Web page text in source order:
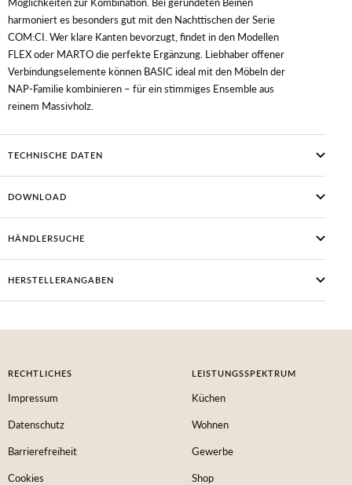
harmoniert es besonders gut mit den Nachttischen der Serie
COM:CI. Wer klare Kanten bevorzugt, findet in den Modellen
FLEX oder MARTO die perfekte Ergänzung. Liebhaber offener
Verbindungselemente können BASIC ideal mit den Möbeln der
NAP-Familie kombinieren – für ein stimmiges Ensemble aus
reinem Massivholz.
TECHNISCHE DATEN
DOWNLOAD
HÄNDLERSUCHE
HERSTELLERANGABEN
RECHTLICHES
Impressum
Datenschutz
Barrierefreiheit
Cookies
LEISTUNGSSPEKTRUM
Küchen
Wohnen
Gewerbe
Shop